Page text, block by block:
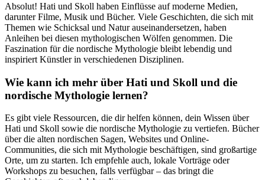
Absolut! Hati⁢ und Skoll haben Einflüsse auf moderne Medien,
darunter Filme, Musik und Bücher. Viele Geschichten, die sich mit
Themen​ wie Schicksal und Natur ⁤auseinandersetzen, haben
Anleihen bei diesen mythologischen Wölfen genommen. Die
Faszination für die nordische Mythologie bleibt lebendig und⁣
inspiriert Künstler in verschiedenen Disziplinen.
Wie kann ich⁣ mehr über Hati und Skoll und die
nordische Mythologie lernen?
Es gibt viele ‌Ressourcen, die‍ dir helfen können, ⁣dein Wissen über
Hati und Skoll sowie die ​nordische Mythologie‍ zu vertiefen. Bücher⁢
über die alten nordischen Sagen, Websites und Online-
Communities, die sich mit Mythologie beschäftigen, sind großartige
Orte, um zu starten. ‍Ich empfehle auch,⁢ lokale Vorträge ​oder
Workshops zu besuchen, falls verfügbar – das bringt die